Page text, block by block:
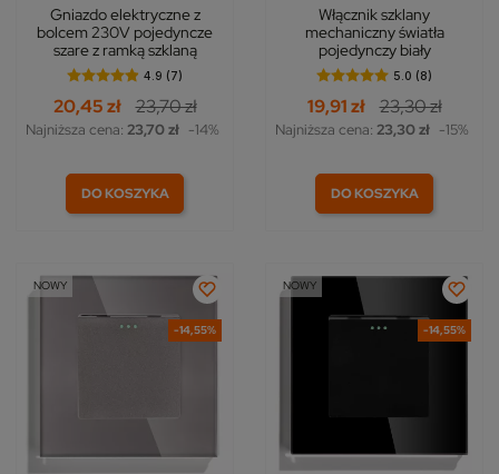
Gniazdo elektryczne z
bolcem 230V pojedyncze
szare z ramką szklaną
4.9 (7)
20,45 zł 23,70 zł
Najniższa cena: 23,70 zł -14%
DO KOSZYKA
Włącznik szklany
mechaniczny światła
pojedynczy biały
5.0 (8)
19,91 zł 23,30 zł
Najniższa cena: 23,30 zł -15%
DO KOSZYKA
-14,55%
NOWY
-14,55%
NOWY